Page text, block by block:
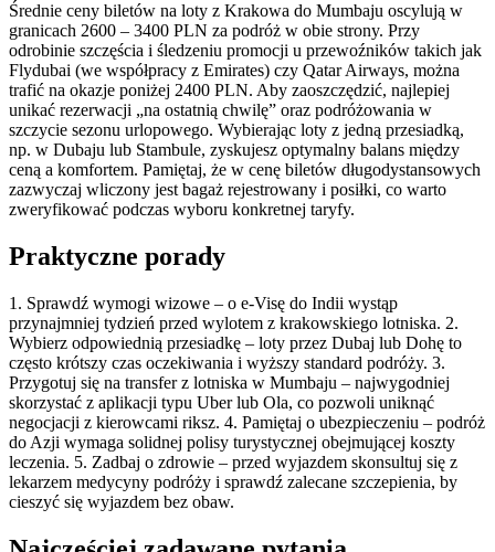
Średnie ceny biletów na loty z Krakowa do Mumbaju oscylują w
granicach 2600 – 3400 PLN za podróż w obie strony. Przy
odrobinie szczęścia i śledzeniu promocji u przewoźników takich jak
Flydubai (we współpracy z Emirates) czy Qatar Airways, można
trafić na okazje poniżej 2400 PLN. Aby zaoszczędzić, najlepiej
unikać rezerwacji „na ostatnią chwilę” oraz podróżowania w
szczycie sezonu urlopowego. Wybierając loty z jedną przesiadką,
np. w Dubaju lub Stambule, zyskujesz optymalny balans między
ceną a komfortem. Pamiętaj, że w cenę biletów długodystansowych
zazwyczaj wliczony jest bagaż rejestrowany i posiłki, co warto
zweryfikować podczas wyboru konkretnej taryfy.
Praktyczne porady
1. Sprawdź wymogi wizowe – o e-Visę do Indii wystąp
przynajmniej tydzień przed wylotem z krakowskiego lotniska. 2.
Wybierz odpowiednią przesiadkę – loty przez Dubaj lub Dohę to
często krótszy czas oczekiwania i wyższy standard podróży. 3.
Przygotuj się na transfer z lotniska w Mumbaju – najwygodniej
skorzystać z aplikacji typu Uber lub Ola, co pozwoli uniknąć
negocjacji z kierowcami riksz. 4. Pamiętaj o ubezpieczeniu – podróż
do Azji wymaga solidnej polisy turystycznej obejmującej koszty
leczenia. 5. Zadbaj o zdrowie – przed wyjazdem skonsultuj się z
lekarzem medycyny podróży i sprawdź zalecane szczepienia, by
cieszyć się wyjazdem bez obaw.